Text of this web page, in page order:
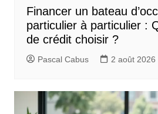
Financer un bateau
particulier à particulier :
de crédit choisir ?
Pascal Cabus 2 août 2026